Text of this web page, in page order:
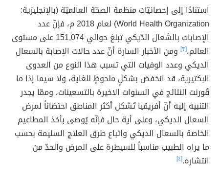
استنادًا إلى إحصائيّات منظمة الصحّة العالميّة (بالإنجليزية:
World Health Organization) لعام 2018 م، فإنّ عدد
الإصابات بالسُّعال الدّيكي تبلغ حوالي 151,074 على مستوى
العالم،[٣]
ومن الأخبار السارة أنّ عدد حالات الإصابة بالسعال
الديكي وعدد الوفيات التي تسبب هذا النوع من العدوى
البكتيرية، قد انخفض بشكلٍ ملحوظٍ للغاية، ولا سيما إذا ما
قُورنت النتائج في السنوات الاخيرة بالتسعينات، وممّا يجدر
التنبيه إليه أنّ أفريقيا تُشكل أكثر المناطق احتضاناً لمرض
السعال الديكي، وعلى أية حال فإنّه يُوصى بأخذ المطاعيم
الخاصة بالسعال الديكي واتباع طرق العلاج السليمة بحسب
ما يراه الطبيب مناسباً للسيطرة على المرض والحدّ من
انتشاره.[٤]